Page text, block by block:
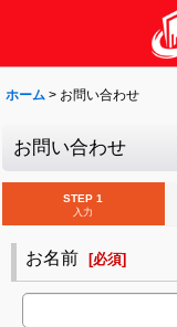
ホーム > お問い合わせ
お問い合わせ
STEP 1
入力
お名前 [必須]